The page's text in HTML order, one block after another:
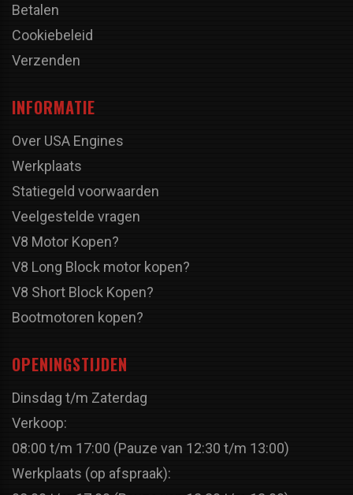
Betalen
Cookiebeleid
Verzenden
INFORMATIE
Over USA Engines
Werkplaats
Statiegeld voorwaarden
Veelgestelde vragen
V8 Motor Kopen?
V8 Long Block motor kopen?
V8 Short Block Kopen?
Bootmotoren kopen?
OPENINGSTIJDEN
Dinsdag t/m Zaterdag
Verkoop:
08:00 t/m 17:00 (Pauze van 12:30 t/m 13:00)
Werkplaats (op afspraak):